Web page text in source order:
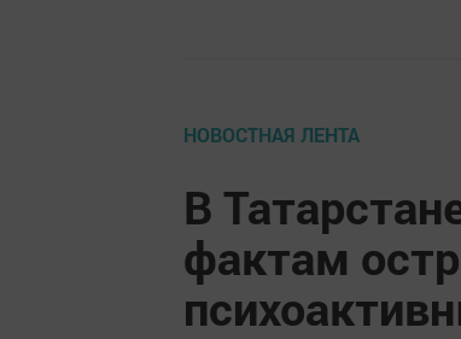
НОВОСТНАЯ ЛЕНТА
В
фактам